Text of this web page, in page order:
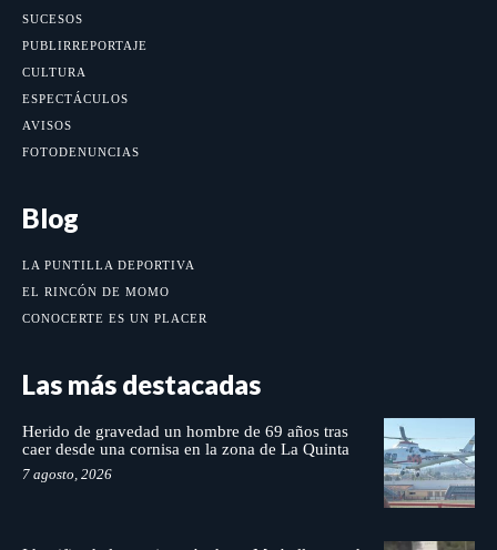
SUCESOS
PUBLIRREPORTAJE
CULTURA
ESPECTÁCULOS
AVISOS
FOTODENUNCIAS
Blog
LA PUNTILLA DEPORTIVA
EL RINCÓN DE MOMO
CONOCERTE ES UN PLACER
Las más destacadas
Herido de gravedad un hombre de 69 años tras
caer desde una cornisa en la zona de La Quinta
7 agosto, 2026